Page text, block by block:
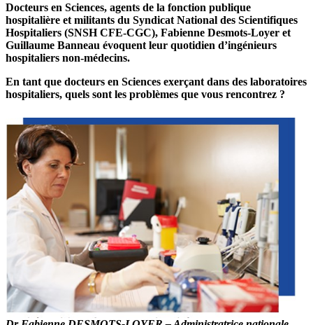
Docteurs en Sciences, agents de la fonction publique
hospitalière et militants du Syndicat National des Scientifiques
Hospitaliers (SNSH CFE-CGC), Fabienne Desmots-Loyer et
Guillaume Banneau évoquent leur quotidien d’ingénieurs
hospitaliers non-médecins.
En tant que docteurs en Sciences exerçant dans des laboratoires
hospitaliers, quels sont les problèmes que vous rencontrez ?